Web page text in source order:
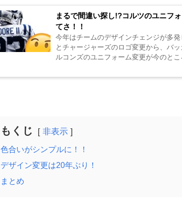
から… 4...
まるで間違い探し!?コルツのユニフ
てさ！！
今年はチームのデザインチェンジが多
とチャージャーズのロゴ変更から、バ
ルコンズのユニフォーム変更が今のとこ
表しました！！ Same classic look. Built
もくじ 非表示
色合いがシンプルに！！
デザイン変更は20年ぶり！
まとめ